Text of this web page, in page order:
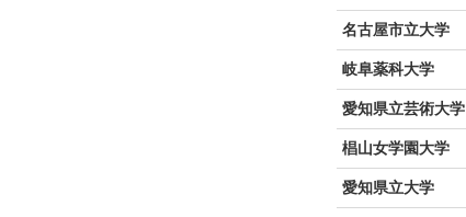
名古屋市立大学
岐阜薬科大学
愛知県立芸術大学
椙山女学園大学
愛知県立大学